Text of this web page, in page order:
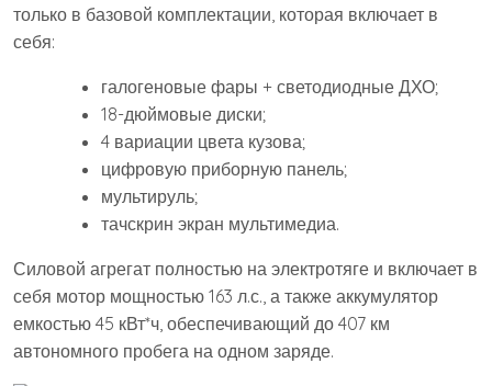
только в базовой комплектации, которая включает в
себя:
галогеновые фары + светодиодные ДХО;
18-дюймовые диски;
4 вариации цвета кузова;
цифровую приборную панель;
мультируль;
тачскрин экран мультимедиа.
Силовой агрегат полностью на электротяге и включает в
себя мотор мощностью 163 л.с., а также аккумулятор
емкостью 45 кВт*ч, обеспечивающий до 407 км
автономного пробега на одном заряде.